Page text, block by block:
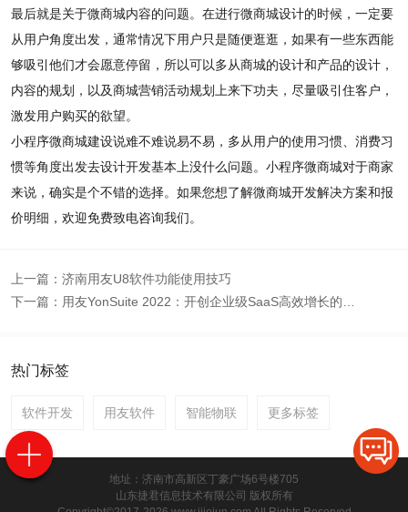
最后就是关于微商城内容的问题。在进行微商城设计的时候，一定要
从用户角度出发，通常情况下用户只是随便逛逛，如果有一些东西能
够吸引他们才会愿意停留，所以可以多从商城的设计和产品的设计，
内容的规划，以及商城营销活动规划上来下功夫，尽量吸引住客户，
激发用户购买的欲望。
小程序微商城建设说难不难说易不易，多从用户的使用习惯、消费习
惯等角度出发去设计开发基本上没什么问题。小程序微商城对于商家
来说，确实是个不错的选择。如果您想了解微商城开发解决方案和报
价明细，欢迎免费致电咨询我们。
上一篇： 济南用友U8软件功能使用技巧
下一篇：
热门标签
软件开发 用友软件 智能物联 更多标签
地址：济南市高新区丁豪广场6号楼705
山东捷君信息技术有限公司 版权所有